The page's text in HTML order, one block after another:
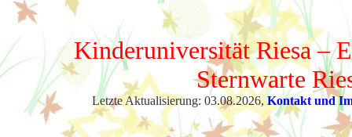
Kinderuniversität Riesa –
Sternwarte
Letzte Aktualisierung: 03.08.2026,Kontakt und